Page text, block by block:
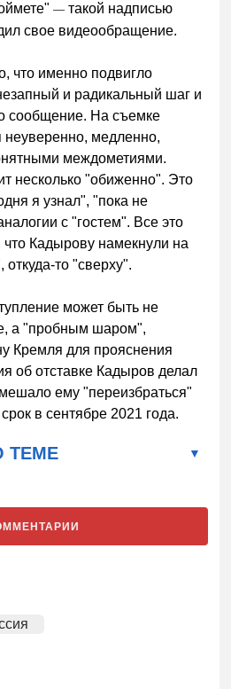
— такой надписью
свое видеообращение.
что именно подвигло
и радикальный шаг и
сообщение. На съемке
неуверенно, медленно,
междометиями.
несколько "обиженно". Это
я узнал", "пока не
с "гостем". Все это
что Кадырову намекнули на
откуда-то "сверху".
может быть не
а "пробным шаром",
Кремля для прояснения
об отставке Кадыров делал
ему "переизбраться"
в сентябре 2021 года.
ТЕМЕ